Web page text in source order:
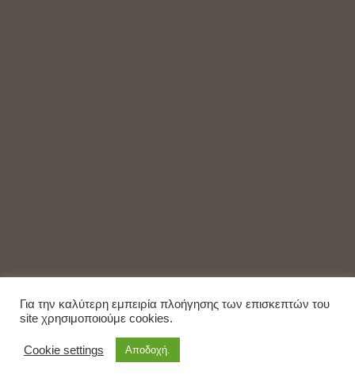
Για την καλύτερη εμπειρία πλοήγησης των επισκεπτών του
site χρησιμοποιούμε cookies.
Cookie settings Αποδοχή.